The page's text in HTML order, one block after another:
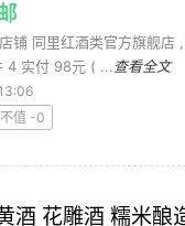
铺 同里红酒类官方旗舰
4 实付 98元 ( ... 查看全文
不值 -0
酒 花雕酒 糯米